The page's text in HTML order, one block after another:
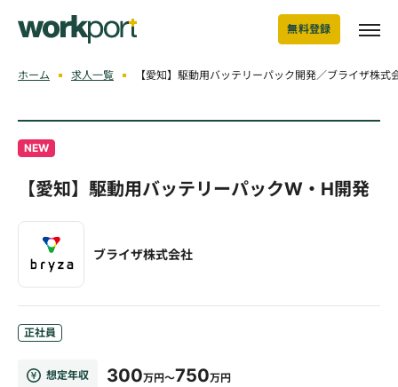
無料登録
ホーム 求人一覧 【愛知】駆動用バッテリーパック開発／ブライザ株式
NEW
【愛知】駆動用バッテリーパックW・H開発
ブライザ株式会社
正社員
想定年収 300万円～750万円